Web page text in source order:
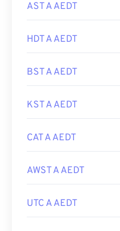
AST A AEDT
HDT A AEDT
BST A AEDT
KST A AEDT
CAT A AEDT
AWST A AEDT
UTC A AEDT